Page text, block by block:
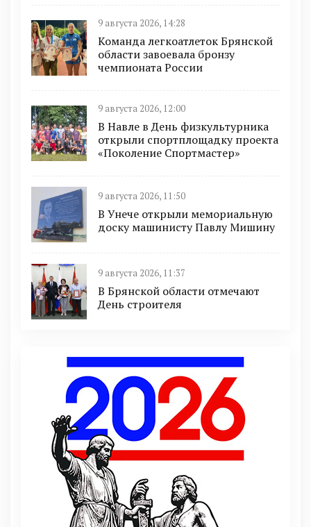
9 августа 2026, 14:28
Команда легкоатлеток Брянской
области завоевала бронзу
чемпионата России
9 августа 2026, 12:00
В Навле в День физкультурника
открыли спортплощадку проекта
«Поколение Спортмастер»
9 августа 2026, 11:50
В Унече открыли мемориальную
доску машинисту Павлу Мишину
9 августа 2026, 11:37
В Брянской области отмечают
День строителя